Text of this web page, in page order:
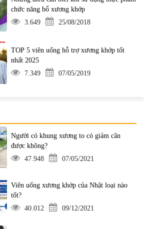
chức năng bổ xương khớp
3.649
25/08/2018
TOP 5 viên uống hỗ trợ xương khớp tốt
nhất 2025
7.349
07/05/2019
Người có khung xương to có giảm cân
được không?
47.948
07/05/2021
Viên uống xương khớp của Nhật loại nào
tốt?
40.012
09/12/2021